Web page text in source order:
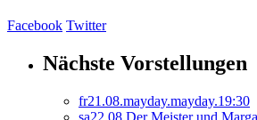
Facebook Twitter
Nächste Vorstellungen
fr21.08.mayday.mayday.19:30
sa22.08.Der Meister und